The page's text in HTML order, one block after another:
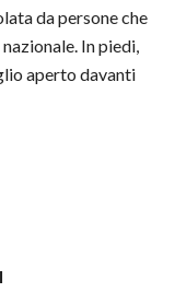
da persone che
In piedi,
aperto davanti